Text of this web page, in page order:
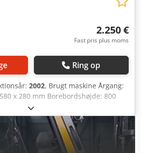
2.250 €
Fast pris plus moms
Ring op
2002, Brugt maskine Årgang:
x 280 mm Borebordshøjde: 800
mm Borelængde: 225 mm med
20 mm Højdejustering: 120 mm
2 x 45° med 2
enhåndsbetjening med
med måleur i håndhjulet med digital